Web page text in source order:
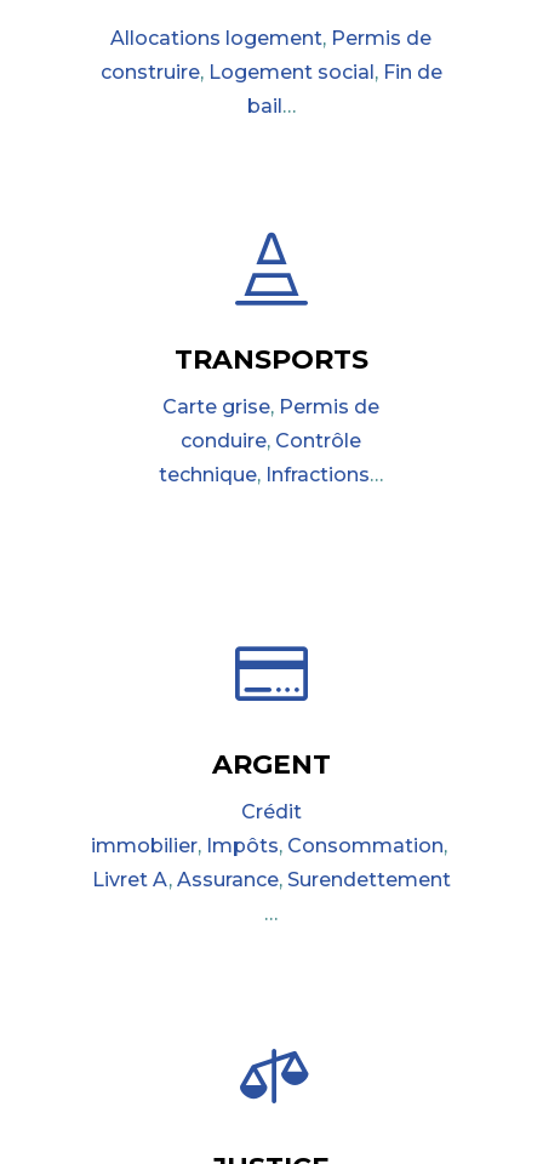
Allocations logement, Permis de
construire, Logement social, Fin de
bail…

TRANSPORTS
Carte grise, Permis de
conduire, Contrôle
technique, Infractions…

ARGENT
Crédit
immobilier, Impôts, Consommation,
Livret A, Assurance, Surendettement
…
